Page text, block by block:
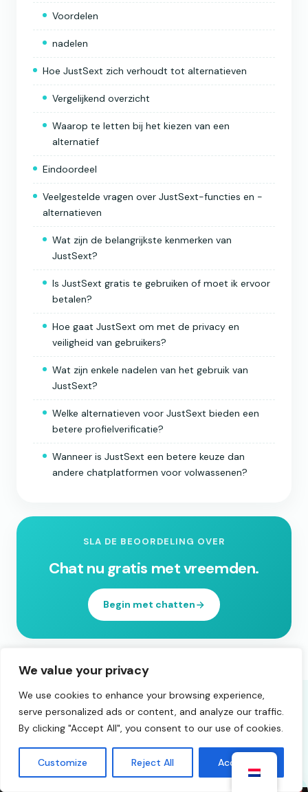
We value your privacy
We use cookies to enhance your browsing experience,
serve personalized ads or content, and analyze our traffic.
By clicking "Accept All", you consent to our use of cookies.
Customize Reject All Accept All
Voordelen
nadelen
Hoe JustSext zich verhoudt tot alternatieven
Vergelijkend overzicht
Waarop te letten bij het kiezen van een
alternatief
Eindoordeel
Veelgestelde vragen over JustSext-functies en -
alternatieven
Wat zijn de belangrijkste kenmerken van
JustSext?
Is JustSext gratis te gebruiken of moet ik ervoor
betalen?
Hoe gaat JustSext om met de privacy en
veiligheid van gebruikers?
Wat zijn enkele nadelen van het gebruik van
JustSext?
Welke alternatieven voor JustSext bieden een
betere profielverificatie?
Wanneer is JustSext een betere keuze dan
andere chatplatformen voor volwassenen?
SLA DE BEOORDELING OVER
Chat nu gratis met vreemden.
Begin met chatten
Je zou ookgenieten